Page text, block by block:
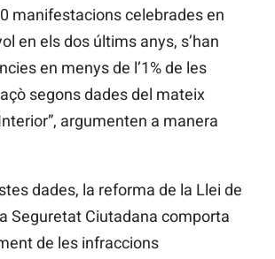
manifestacions celebrades en
en els dos últims anys, s’han
en menys de l’1% de les
segons dades del mateix
argumenten a manera
dades, la reforma de la Llei de
Seguretat Ciutadana comporta
de les infraccions